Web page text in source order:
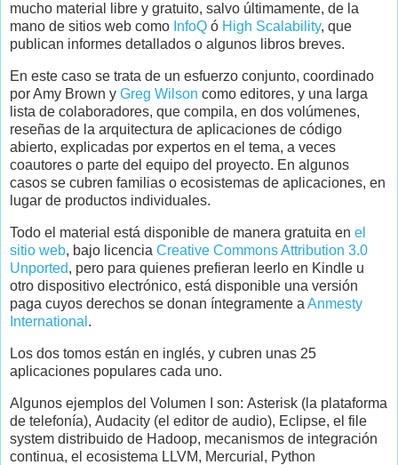
mucho material libre y gratuito, salvo últimamente, de la
mano de sitios web como InfoQ ó High Scalability, que
publican informes detallados o algunos libros breves.
En este caso se trata de un esfuerzo conjunto, coordinado
por Amy Brown y Greg Wilson como editores, y una larga
lista de colaboradores, que compila, en dos volúmenes,
reseñas de la arquitectura de aplicaciones de código
abierto, explicadas por expertos en el tema, a veces
coautores o parte del equipo del proyecto. En algunos
casos se cubren familias o ecosistemas de aplicaciones, en
lugar de productos individuales.
Todo el material está disponible de manera gratuita en el
sitio web, bajo licencia Creative Commons Attribution 3.0
Unported, pero para quienes prefieran leerlo en Kindle u
otro dispositivo electrónico, está disponible una versión
paga cuyos derechos se donan íntegramente a Anmesty
International .
Los dos tomos están en inglés, y cubren unas 25
aplicaciones populares cada uno.
Algunos ejemplos del Volumen I son: Asterisk (la plataforma
de telefonía), Audacity (el editor de audio), Eclipse, el file
system distribuido de Hadoop, mecanismos de integración
continua, el ecosistema LLVM, Mercurial, Python